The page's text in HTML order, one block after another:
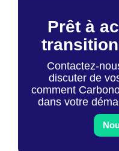
Prêt à
Contactez-
discuter de
comment
dans votre